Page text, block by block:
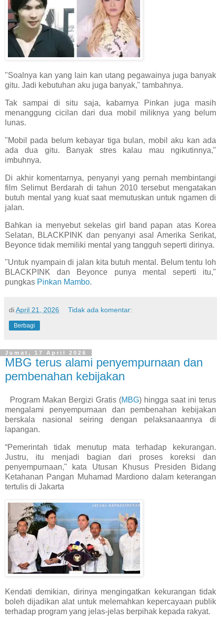
"Soalnya kan yang lain kan utang pegawainya juga banyak
gitu. Jadi kebutuhan aku juga banyak," tambahnya.
Tak sampai di situ saja, kabarnya Pinkan juga masih
menanggung cicilan dari dua mobil miliknya yang belum
lunas.
"Mobil pada belum kebayar tiga bulan, mobil aku kan ada
ada dua gitu. Banyak stres kalau mau ngikutinnya,"
imbuhnya.
Di akhir komentarnya, penyanyi yang pernah membintangi
film Selimut Berdarah di tahun 2010 tersebut mengatakan
butuh mental yang kuat saat memutuskan untuk ngamen di
jalan.
Bahkan ia menyebut sekelas girl band papan atas Korea
Selatan, BLACKPINK dan penyanyi asal Amerika Serikat,
Beyonce tidak memiliki mental yang tangguh seperti dirinya.
"Untuk nyampain di jalan kita butuh mental. Belum tentu loh
BLACKPINK dan Beyonce punya mental seperti itu,"
pungkas Pinkan Mambo.
diApril 21, 2026 Tidak ada komentar:
Berbagi
Jumat, 17 April 2026
MBG terus alami penyempurnaan dan
pembenahan kebijakan
Program Makan Bergizi Gratis (MBG) hingga saat ini terus
mengalami penyempurnaan dan pembenahan kebijakan
berskala nasional seiring dengan pelaksanaannya di
lapangan.
“Pemerintah tidak menutup mata terhadap kekurangan.
Justru, itu menjadi bagian dari proses koreksi dan
penyempurnaan," kata Utusan Khusus Presiden Bidang
Ketahanan Pangan Muhamad Mardiono dalam keterangan
tertulis di Jakarta
Kendati demikian, dirinya mengingatkan kekurangan tidak
boleh dijadikan alat untuk melemahkan kepercayaan publik
terhadap program yang jelas-jelas berpihak kepada rakyat.